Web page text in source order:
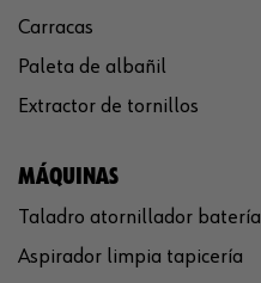
Carracas
Paleta de albañil
Extractor de tornillos
MÁQUINAS
Taladro atornillador batería
Aspirador limpia tapicería